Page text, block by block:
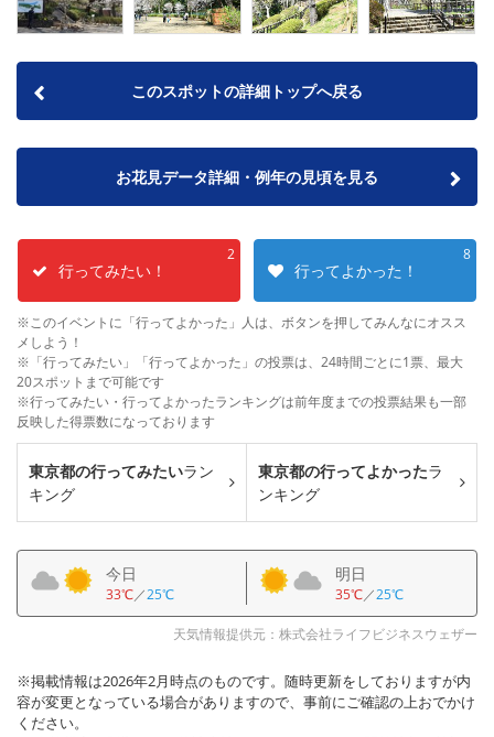
このスポットの詳細トップへ戻る
お花見データ詳細・例年の見頃を見る
2
行ってみたい！
8
行ってよかった！
※このイベントに「行ってよかった」人は、ボタンを押してみんなにオスス
メしよう！
※「行ってみたい」「行ってよかった」の投票は、24時間ごとに1票、最大
20スポットまで可能です
※行ってみたい・行ってよかったランキングは前年度までの投票結果も一部
反映した得票数になっております
東京都の行ってみたいラン
キング
東京都の行ってよかったラ
ンキング
今日
33℃／25℃
明日
35℃／25℃
天気情報提供元：株式会社ライフビジネスウェザー
※掲載情報は2026年2月時点のものです。随時更新をしておりますが内
容が変更となっている場合がありますので、事前にご確認の上おでかけ
ください。